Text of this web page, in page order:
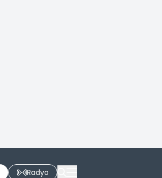
Radyo